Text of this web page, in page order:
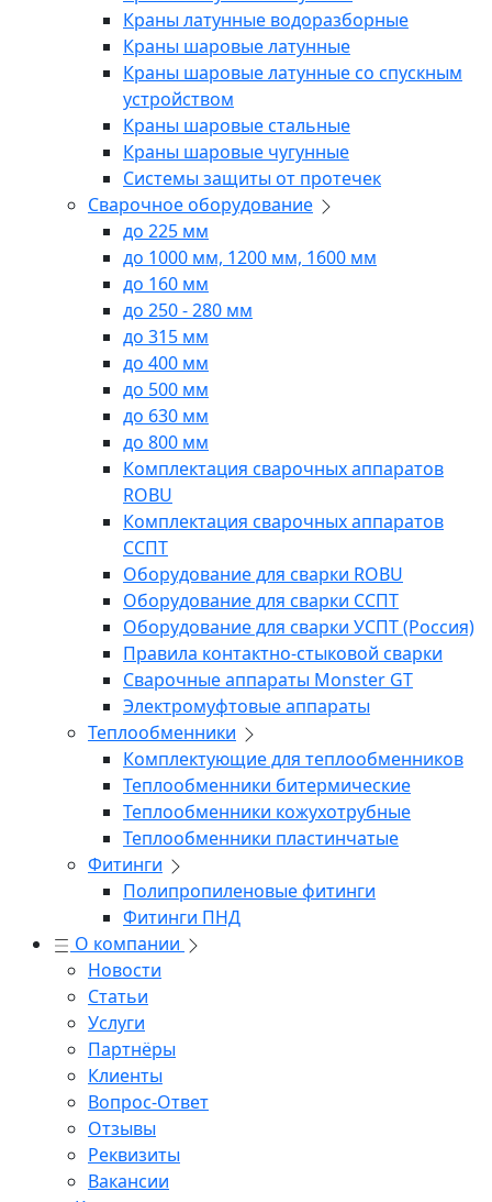
Краны латунные водоразборные
Краны шаровые латунные
Краны шаровые латунные со спускным
устройством
Краны шаровые стальные
Краны шаровые чугунные
Системы защиты от протечек
Сварочное оборудование
до 225 мм
до 1000 мм, 1200 мм, 1600 мм
до 160 мм
до 250 - 280 мм
до 315 мм
до 400 мм
до 500 мм
до 630 мм
до 800 мм
Комплектация сварочных аппаратов
ROBU
Комплектация сварочных аппаратов
ССПТ
Оборудование для сварки ROBU
Оборудование для сварки ССПТ
Оборудование для сварки УСПТ (Россия)
Правила контактно-стыковой сварки
Сварочные аппараты Monster GT
Электромуфтовые аппараты
Теплообменники
Комплектующие для теплообменников
Теплообменники битермические
Теплообменники кожухотрубные
Теплообменники пластинчатые
Фитинги
Полипропиленовые фитинги
Фитинги ПНД
О компании
Новости
Статьи
Услуги
Партнёры
Клиенты
Вопрос-Ответ
Отзывы
Реквизиты
Вакансии